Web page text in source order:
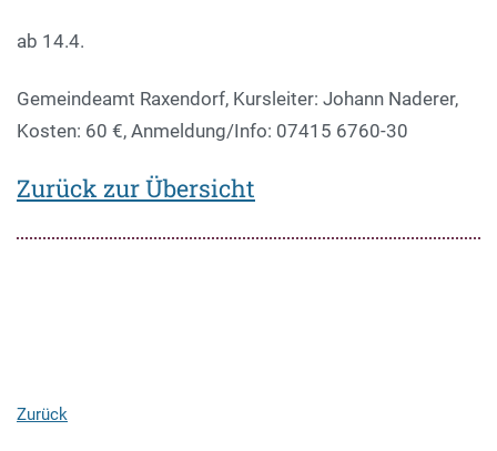
ab 14.4.
Gemeindeamt Raxendorf, Kursleiter: Johann Naderer,
Kosten: 60 €, Anmeldung/Info: 07415 6760-30
Zurück zur Übersicht
Zurück